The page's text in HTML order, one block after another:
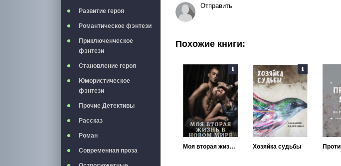
Развитие героя
Романтическое фэнтези
Приключенческое
фэнтези
Становление героя
Юмористическое
фэнтези
Прочие Детективы
Рассказ
Роман
Современная проза
Отправить
Похожие книги:
Моя вторая жизнь в новом мире Хозяйка судьбы